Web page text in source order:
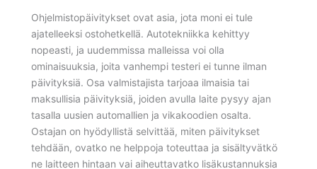
Ohjelmistopäivitykset ovat asia, jota moni ei tule
ajatelleeksi ostohetkellä. Autotekniikka kehittyy
nopeasti, ja uudemmissa malleissa voi olla
ominaisuuksia, joita vanhempi testeri ei tunne ilman
päivityksiä. Osa valmistajista tarjoaa ilmaisia tai
maksullisia päivityksiä, joiden avulla laite pysyy ajan
tasalla uusien automallien ja vikakoodien osalta.
Ostajan on hyödyllistä selvittää, miten päivitykset
tehdään, ovatko ne helppoja toteuttaa ja sisältyvätkö
ne laitteen hintaan vai aiheuttavatko lisäkustannuksia